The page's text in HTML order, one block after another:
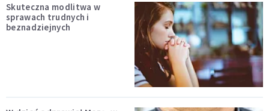
Skuteczna modlitwa w
sprawach trudnych i
beznadziejnych